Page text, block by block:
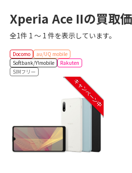
Xperia Ace IIの買取
全1件 1 ～ 1 件を表示しています。
Docomo
au/UQ mobile
Softbank/Y!mobile
Rakuten
SIMフリー
キャンペーン中